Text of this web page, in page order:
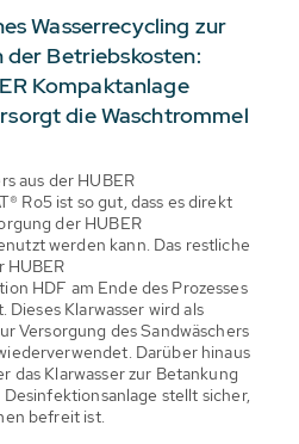
Wasserrecycling zur
Betriebskosten:
Kompaktanlage
die Waschtrommel
aus der HUBER
Ro5 ist so gut, dass es direkt
der HUBER
werden kann. Das restliche
HUBER
HDF am Ende des Prozesses
Klarwasser wird als
Versorgung des Sandwäschers
Darüber hinaus
das Klarwasser zur Betankung
stellt sicher,
befreit ist.